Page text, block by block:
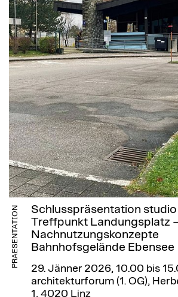
PRAESENTATION
Schlusspräsentation
Treffpunkt Landungsplatz –
Nachnutzungskonzepte
Bahnhofsgelände Ebensee
29. Jänner 2026, 10.00 bis
architekturforum (1. OG),
1, 4020 Linz